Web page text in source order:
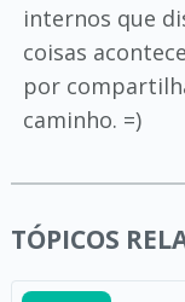
internos que
coisas
por
caminho. =)
TÓPICOS